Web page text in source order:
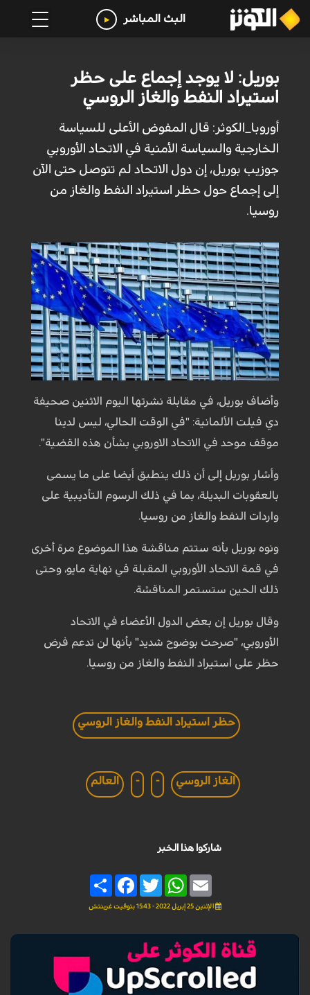
البث المباشر
بوريل: لا يوجد إجماع على حظر
استيراد النفط والغاز الروسي
أوروبا_الكوثر: قال المفوض الأعلى للسياسة
الخارجية والسياسة الأمنية في الاتحاد الأوروبي
جوزيب بوريل، إن دول الاتحاد لم تتوصل حتى الآن
إلى إجماع حول حظر استيراد النفط والغاز من
روسيا.
وأضاف بوريل، في مقابلة نشرتها اليوم الاثنين صحيفة
دي فيلت الألمانية: "في الوقت الحالي، ليس لدينا
موقف موحد في الاتحاد الاوروبي بشأن هذه القضية".
وأشار بوريل إلى أن ذلك ينطبق أيضا على ما يسمى
بالعقوبات البديلة، بما في ذلك الرسوم التأديبية على
واردات النفط والغاز من روسيا.
ونوه بوريل بأنه ستتم مناقشة هذا الموضوع مرة أخرى
في قمة الاتحاد الأوروبي المقبلة في نهاية مايو، وحتى
ذلك الحين ستستمر المناقشة.
وقال بوريل إن بعض الدول الأعضاء في الاتحاد
الأوروبي، "صرحت بوضوح شديد" بأنها لن تدعم فرض
حظر على استيراد النفط والغاز من روسيا.
حظر استيراد النفط والغاز الروسي
الغاز الروسي -
- العالم
شاركوا هذا الخبر
Share
FacebookTwitter
WhatsAppEmail
الإثنين 25 إبريل 2022 - 15:43 بتوقيت غرينتش